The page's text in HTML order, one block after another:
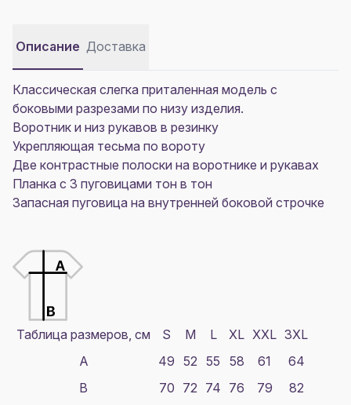
Описание Доставка
Классическая слегка приталенная модель с
боковыми разрезами по низу изделия.
Воротник и низ рукавов в резинку
Укрепляющая тесьма по вороту
Две контрастные полоски на воротнике и рукавах
Планка с 3 пуговицами тон в тон
Запасная пуговица на внутренней боковой строчке
Таблица размеров, см S M L XL XXL 3XL
A
49 52 55 58 61
64
B
70 72 74 76 79
82